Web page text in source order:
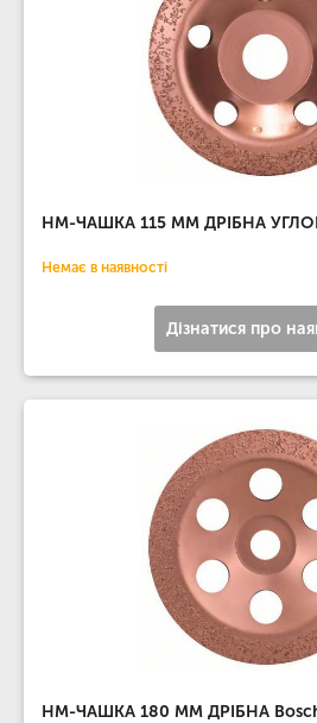
НМ-ЧАШКА 115 ММ ДРІБНА
Немає в наявності
Дізнатися про
НМ-ЧАШКА 180 ММ ДРІБНА